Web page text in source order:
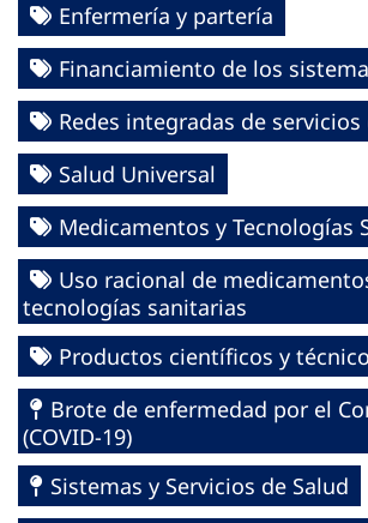
Enfermería y partería
Financiamiento de los
Redes integradas de servicios
Salud Universal
Medicamentos y Tecnologías
Uso racional de
tecnologías sanitarias
Productos científicos y
Brote de enfermedad por el
(COVID-19)
Sistemas y Servicios de Salud